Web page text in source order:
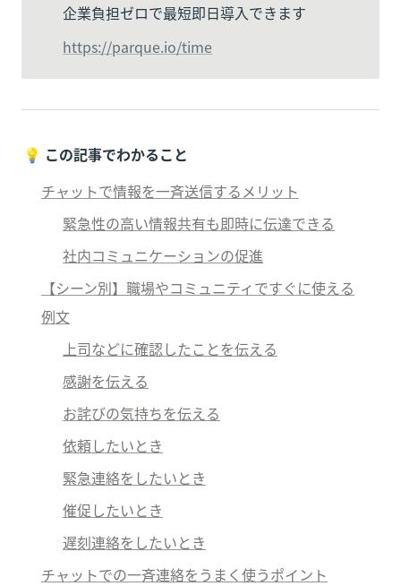
企業負担ゼロで最短即日導入できます
https://parque.io/time
💡 この記事でわかること
チャットで情報を一斉送信するメリット
緊急性の高い情報共有も即時に伝達できる
社内コミュニケーションの促進
【シーン別】職場やコミュニティですぐに使える
例文
上司などに確認したことを伝える
感謝を伝える
お詫びの気持ちを伝える
依頼したいとき
緊急連絡をしたいとき
催促したいとき
遅刻連絡をしたいとき
チャットでの一斉連絡をうまく使うポイント